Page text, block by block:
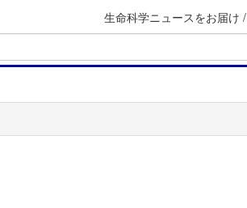
生命科学ニュースをお届け /